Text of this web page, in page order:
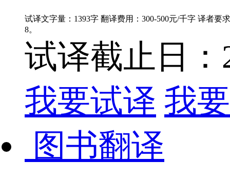
试译文字量：1393字 翻译费用：300-500元/千字 译者要
8。
试译截止日：
我要试译 我
图书翻译